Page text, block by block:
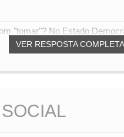
VER RESPOSTA COMPLETA
"tomar"? No Estado